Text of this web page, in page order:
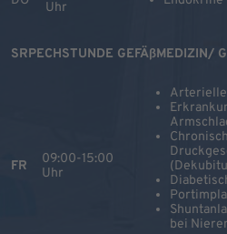
Uhr
SRPECHSTUNDE GEFÄßMEDIZIN/
FR
09:00-15:00
Uhr
bei